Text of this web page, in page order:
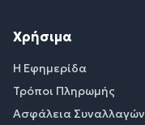
Χρήσιμα
Η Εφημερίδα
Τρόποι Πληρωμής
Ασφάλεια Συναλλαγών